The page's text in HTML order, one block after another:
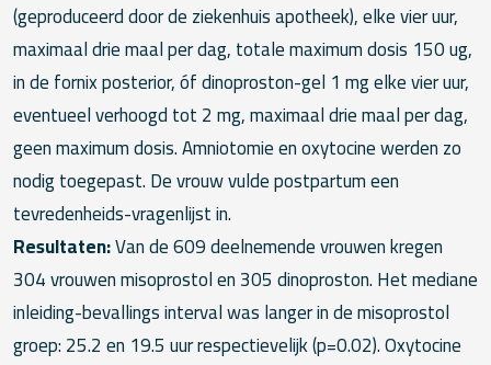
(geproduceerd door de ziekenhuis apotheek), elke vier uur,
maximaal drie maal per dag, totale maximum dosis 150 ug,
in de fornix posterior, óf dinoproston-gel 1 mg elke vier uur,
eventueel verhoogd tot 2 mg, maximaal drie maal per dag,
geen maximum dosis. Amniotomie en oxytocine werden zo
nodig toegepast. De vrouw vulde postpartum een
tevredenheids-vragenlijst in.
Resultaten:Van de 609 deelnemende vrouwen kregen
304 vrouwen misoprostol en 305 dinoproston. Het mediane
inleiding-bevallings interval was langer in de misoprostol
groep: 25.2 en 19.5 uur respectievelijk (p=0.02). Oxytocine